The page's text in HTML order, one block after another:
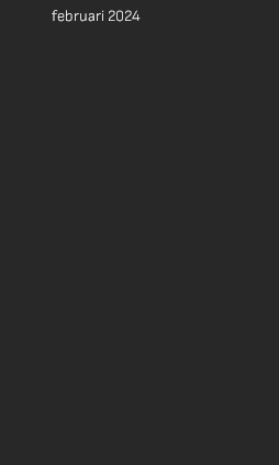
februari 2024